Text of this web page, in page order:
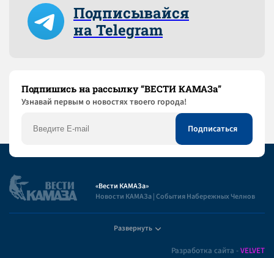
Подписывайся
на Telegram
Подпишись на рассылку “ВЕСТИ КАМАЗа”
Узнaвай первым о новостях твоего города!
«Вести КАМАЗа»
Новости КАМАЗа | События Набережных Челнов
Развернуть
Разработка сайта -VELVET